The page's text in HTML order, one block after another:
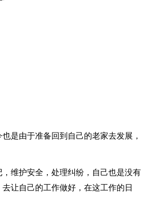
是由于准备回到自己的老家去发展，
维护安全，处理纠纷，自己也是没有
让自己的工作做好，在这工作的日